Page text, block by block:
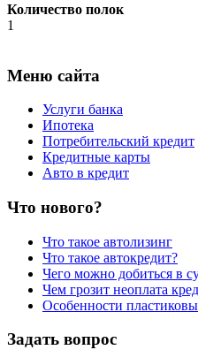
Количество полок
1
Меню сайта
Услуги банка
Ипотека
Потребительский кредит
Кредитные карты
Авто в кредит
Что нового?
Что такое автолизинг
Что такое автокредит?
Чего можно добиться в
Чем грозит неоплата
Особенности
Задать вопрос